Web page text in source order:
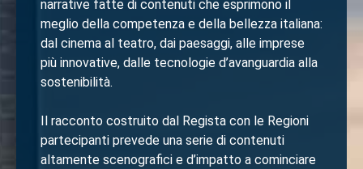
narrative fatte di contenuti che esprimono il
meglio della competenza e della bellezza italiana:
dal cinema al teatro, dai paesaggi, alle imprese
più innovative, dalle tecnologie d’avanguardia alla
sostenibilità.
Il racconto costruito dal Regista con le Regioni
partecipanti prevede una serie di contenuti
altamente scenografici e d’impatto a cominciare